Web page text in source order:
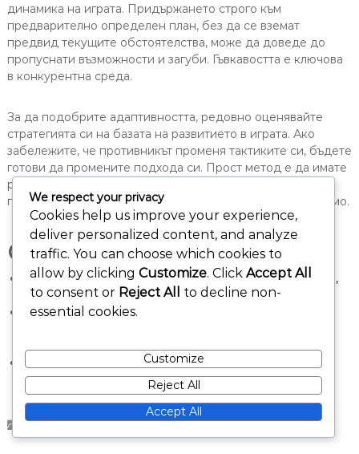
динамика на играта. Придържането строго към
предварително определен план, без да се вземат
предвид текущите обстоятелства, може да доведе до
пропуснати възможности и загуби. Гъвкавостта е ключова
в конкурентна среда.
За да подобрите адаптивността, редовно оценявайте
стратегията си на базата на развитието в играта. Ако
забележите, че противникът променя тактиките си, бъдете
готови да промените подхода си. Прост метод е да имате
резервни планове за различни сценарии, което ви
позволява бързо да се пренасочите, когато е необходимо.
Свързани статии
Чудото на Родос: Морска сила, Стратегии за отбрана,
Предимства в зависимост от възрастта
Ефекти на армада върху игровия процес: Морски
Възраст Две Решаващи Дървета: Военни срещу
цивилни, Стратегии за проектиране, Баланс на
ресурсите
We respect your privacy
Cookies help us improve your experience,
deliver personalized content, and analyze
traffic. You can choose which cookies to
allow by clicking Customize. Click Accept All
to consent or Reject All
to decline non-
essential cookies.
Customize
Reject All
Accept All